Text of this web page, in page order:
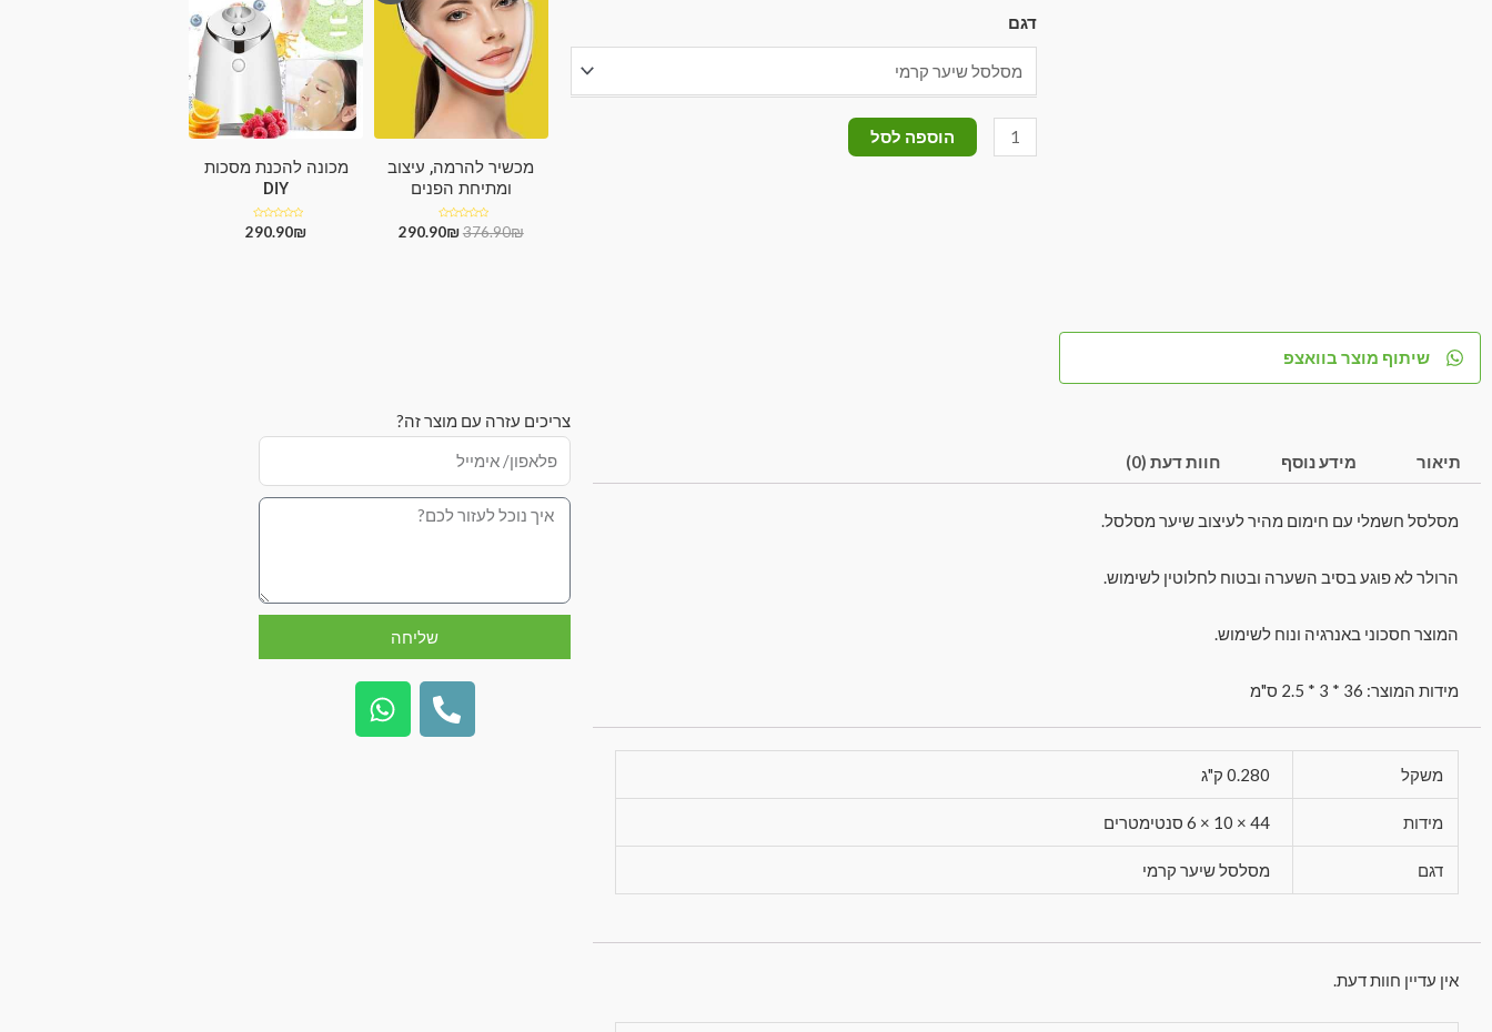
שיתוף מוצר בוואצפ
דגם
הוספה לסל
מכשיר להרמה, עיצוב
ומתיחת הפנים
דורג
0
376.90₪
290.90₪
מכונה להכנת מסכות
DIY
דורג
0
290.90₪
תיאור מידע נוסף חוות דעת (0)
מסלסל חשמלי עם חימום מהיר לעיצוב שיער מסלסל.
הרולר לא פוגע בסיב השערה ובטוח לחלוטין לשימוש.
.המוצר חסכוני באנרגיה ונוח לשימוש
מידות המוצר: 36 * 3 * 2.5 ס"מ
משקל 0.280 ק"ג
מידות 44 × 10 × 6 סנטימטרים
דגם מסלסל שיער קרמי
אין עדיין חוות דעת.
צריכים עזרה עם מוצר זה?
שליחה